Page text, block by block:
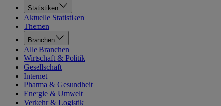
Statistiken
Aktuelle Statistiken
Themen
Branchen
Alle Branchen
Wirtschaft & Politik
Gesellschaft
Internet
Pharma & Gesundheit
Energie & Umwelt
Verkehr & Logistik